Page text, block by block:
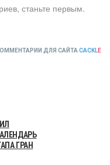
станьте первым.
ДЛЯ САЙТА CACKLE
ГРАН